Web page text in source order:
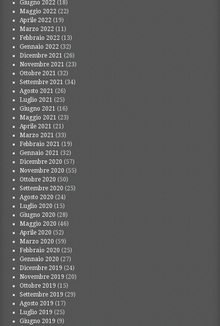
Giugno 2022 (18)
Maggio 2022 (22)
Aprile 2022 (19)
Marzo 2022 (11)
Febbraio 2022 (13)
Gennaio 2022 (32)
Dicembre 2021 (26)
Novembre 2021 (23)
Ottobre 2021 (32)
Settembre 2021 (34)
Agosto 2021 (26)
Luglio 2021 (25)
Giugno 2021 (16)
Maggio 2021 (23)
Aprile 2021 (21)
Marzo 2021 (33)
Febbraio 2021 (19)
Gennaio 2021 (32)
Dicembre 2020 (57)
Novembre 2020 (55)
Ottobre 2020 (50)
Settembre 2020 (25)
Agosto 2020 (24)
Luglio 2020 (15)
Giugno 2020 (28)
Maggio 2020 (46)
Aprile 2020 (52)
Marzo 2020 (59)
Febbraio 2020 (25)
Gennaio 2020 (27)
Dicembre 2019 (24)
Novembre 2019 (20)
Ottobre 2019 (15)
Settembre 2019 (29)
Agosto 2019 (17)
Luglio 2019 (25)
Giugno 2019 (9)